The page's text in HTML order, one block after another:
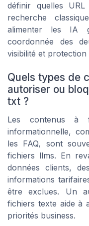
définir quelles
recherche
alimenter les IA
coordonnée des
visibilité et
Quels types de
autoriser ou
txt ?
Les contenus à
informationnelle,
les FAQ, sont
fichiers llms. En
données clients,
informations
être exclues. Un
fichiers texte aide à
priorités business.